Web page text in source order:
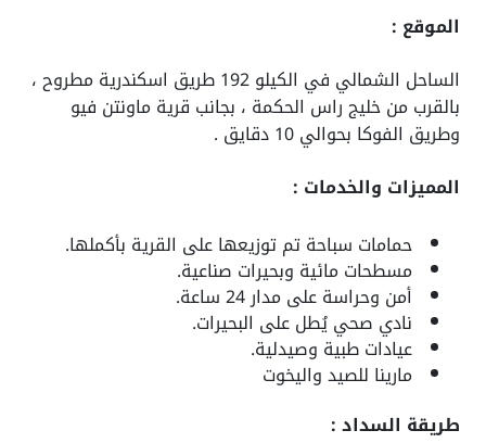
الموقع :
الساحل الشمالي في الكيلو 192 طريق اسكندرية مطروح ،
بالقرب من خليج راس الحكمة ، بجانب قرية ماونتن فيو
وطريق الفوكا بحوالي 10 دقايق .
المميزات والخدمات :
حمامات سباحة تم توزيعها على القرية بأكملها.
مسطحات مائية وبحيرات صناعية.
أمن وحراسة على مدار 24 ساعة.
نادي صحي يُطل على البحيرات.
عيادات طبية وصيدلية.
مارينا للصيد واليخوت
طريقة السداد :